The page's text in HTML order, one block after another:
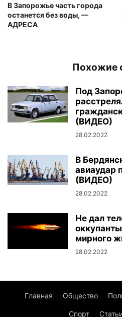
В Запорожье часть города
останется без воды, —
АДРЕСА
Похожие
Под
(ВИДЕО)
28.02.2022
В
авиаудар
(ВИДЕО)
28.02.2022
Не дал
мирного
28.02.2022
Главная Общество
Спорт